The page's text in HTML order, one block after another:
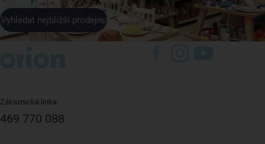
Vyhledat nejbližší prodejnu
Zákaznická linka:
469 770 088